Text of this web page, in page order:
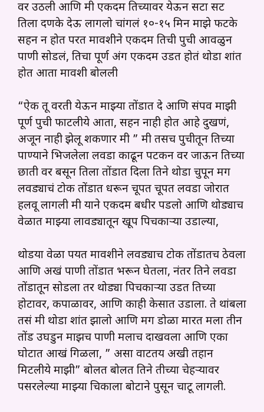
वर उठली आणि मी एकदम तिच्यावर येऊन सटा सट
तिला दणके देऊ लागलो चांगलं १०-१५ मिन माझे फटके
सहन न होत परत मावशीने एकदम तिची पुची आवळुन
पाणी सोडलं, तिचा पूर्ण अंग एकदम उडत होतं थोडा शांत
होत आता मावशी बोलली
“ऐक तू वरती येऊन माझ्या तोंडात दे आणि संपव माझी
पूर्ण पुची फाटलीये आता, सहन नाही होत आहे दुखणं,
अजून नाही झेलू शकणार मी ” मी तसच पुचीतून तिच्या
पाण्याने भिजलेला लवडा काढून पटकन वर जाऊन तिच्या
छाती वर बसून तिला तोंडात दिला तिने थोडा चुपून मग
लवड्याचं टोक तोंडात धरून चूपत चूपत लवडा जोरात
हलवू लागली मी याने एकदम बधीर पडलो आणि थोड्याच
वेळात माझ्या लावड्यातून खूप पिचकाऱ्या उडाल्या,
थोडया वेळा पर्यंत मावशीने लवड्याच टोक तोंडातच ठेवला
आणि अखं पाणी तोंडात भरून घेतला, नंतर तिने लवडा
तोंडातून सोडला तर थोड्या पिचकाऱ्या उडत तिच्या
होटावर, कपाळावर, आणि काही केसात उडाला. ते थांबला
तसं मी थोडा शांत झालो आणि मग डोळा मारत मला तीन
तोंड उघडुन माझच पाणी मलाच दाखवला आणि एका
घोटात आखं गिळला, ” असा वाटतय अखी तहान
मिटलीये माझी” बोलत बोलत तिने तीच्या चेहऱ्यावर
पसरलेल्या माझ्या चिकाला बोटाने पुसून चाटू लागली.